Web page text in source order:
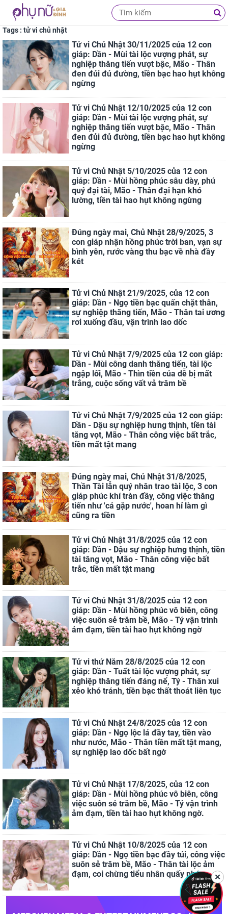
Tags : tử vi chủ nhật
Tử vi Chủ Nhật 30/11/2025 của 12 con
giáp: Dần - Mùi tài lộc vượng phát, sự
nghiệp thăng tiến vượt bậc, Mão - Thân
đen đủi đủ đường, tiền bạc hao hụt không
ngừng
Tử vi Chủ Nhật 12/10/2025 của 12 con
giáp: Dần - Mùi tài lộc vượng phát, sự
nghiệp thăng tiến vượt bậc, Mão - Thân
đen đủi đủ đường, tiền bạc hao hụt không
ngừng
Tử vi Chủ Nhật 5/10/2025 của 12 con
giáp: Dần - Mùi hồng phúc sâu dày, phú
quý đại tài, Mão - Thân đại hạn khó
lường, tiền tài hao hụt không ngừng
Đúng ngày mai, Chủ Nhật 28/9/2025, 3
con giáp nhận hồng phúc trời ban, vạn sự
bình yên, rước vàng thu bạc về nhà đầy
két
Tử vi Chủ Nhật 21/9/2025, của 12 con
giáp: Dần - Ngọ tiền bạc quấn chặt thân,
sự nghiệp thăng tiến, Mão - Thân tai ương
rơi xuống đầu, vận trình lao dốc
Tử vi Chủ Nhật 7/9/2025 của 12 con giáp:
Dần - Mùi công danh thăng tiến, tài lộc
ngập lối, Mão - Thìn tiền của dễ bị mất
trắng, cuộc sống vất vả trăm bề
Tử vi Chủ Nhật 7/9/2025 của 12 con giáp:
Dần - Dậu sự nghiệp hưng thịnh, tiền tài
tăng vọt, Mão - Thân công việc bất trắc,
tiền mất tật mang
Đúng ngày mai, Chủ Nhật 31/8/2025,
Thần Tài lẫn quý nhân trao tài lộc, 3 con
giáp phúc khí tràn đầy, công việc thăng
tiến như 'cá gặp nước', hoan hỉ làm gì
cũng ra tiền
Tử vi Chủ Nhật 31/8/2025 của 12 con
giáp: Dần - Dậu sự nghiệp hưng thịnh, tiền
tài tăng vọt, Mão - Thân công việc bất
trắc, tiền mất tật mang
Tử vi Chủ Nhật 31/8/2025 của 12 con
giáp: Dần - Mùi hồng phúc vô biên, công
việc suôn sẻ trăm bề, Mão - Tý vận trình
ảm đạm, tiền tài hao hụt không ngờ
Tử vi thứ Năm 28/8/2025 của 12 con
giáp: Dần - Tuất tài lộc vượng phát, sự
nghiệp thăng tiến đáng nể, Tý - Thân xui
xẻo khó tránh, tiền bạc thất thoát liên tục
Tử vi Chủ Nhật 24/8/2025 của 12 con
giáp: Dần - Ngọ lộc lá đầy tay, tiền vào
như nước, Mão - Thân tiền mất tật mang,
sự nghiệp lao dốc bất ngờ
Tử vi Chủ Nhật 17/8/2025, của 12 con
giáp: Dần - Mùi hồng phúc vô biên, công
việc suôn sẻ trăm bề, Mão - Tý vận trình
ảm đạm, tiền tài hao hụt không ngờ.
Tử vi Chủ Nhật 10/8/2025 của 12 con
giáp: Dần - Ngọ tiền bạc đầy túi, công việc
suôn sẻ trăm bề, Mão - Thân tài lộc ảm
đạm, coi chừng tiểu nhân quấy phá
✕